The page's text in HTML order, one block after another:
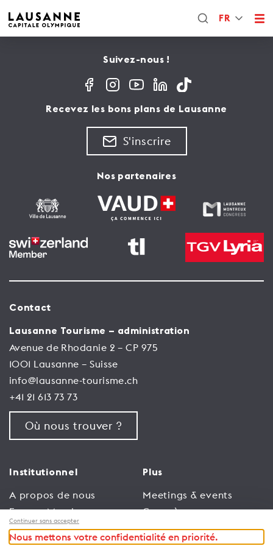
FR
Suivez-nous !
Recevez les bons plans de Lausanne
S'inscrire
Nos partenaires
Contact
Lausanne Tourisme – administration
Avenue de Rhodanie 2 – CP 975
1001 Lausanne – Suisse
info@lausanne-tourisme.ch
+41 21 613 73 73
Où nous trouver ?
Institutionnel
A propos de nous
Espace Membres
Emploi
Plus
Meetings & events
Congrès
Trade
Continuer sans accepter
Nous mettons votre confidentialité en priorité.